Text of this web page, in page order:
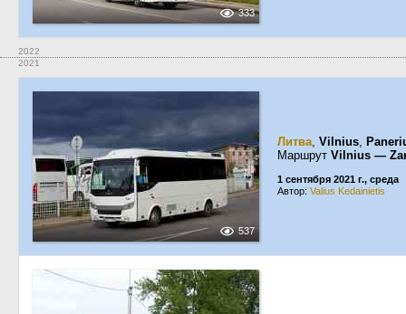
333
2022
2021
537
Литва, Vilnius,
Маршрут Vilnius —
1 сентября 2021 г., среда
Автор: Valius Kedainietis